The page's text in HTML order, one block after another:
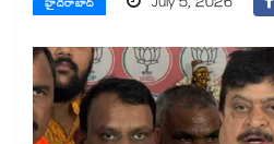
హైదరాబాద్